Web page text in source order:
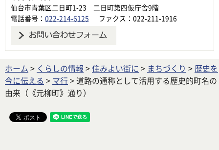
仙台市青葉区二日町1-23 二日町第四仮庁舎9階
電話番号： 022-214-6125 ファクス：022-211-1916
ホーム > くらしの情報 >住みよい街に > まちづくり > 歴史を
今に伝える > マ行> 道路の通称として活用する歴史的町名の
由来（《元柳町》通り）